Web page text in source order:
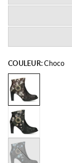
COULEUR:Choco
Bleu